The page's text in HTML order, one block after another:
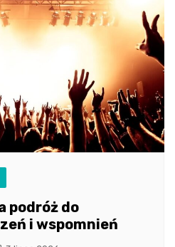
podróż do
i wspomnień